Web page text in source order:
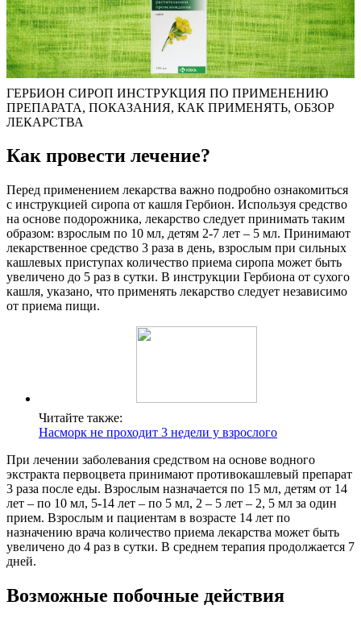
ГЕРБИОН СИРОП ИНСТРУКЦИЯ ПО ПРИМЕНЕНИЮ
ПРЕПАРАТА, ПОКАЗАНИЯ, КАК ПРИМЕНЯТЬ, ОБЗОР
ЛЕКАРСТВА
Как провести лечение?
Перед применением лекарства важно подробно ознакомиться
с инструкцией сиропа от кашля Гербион. Используя средство
на основе подорожника, лекарство следует принимать таким
образом: взрослым по 10 мл, детям 2-7 лет – 5 мл. Принимают
лекарственное средство 3 раза в день, взрослым при сильных
кашлевых приступах количество приема сиропа может быть
увеличено до 5 раз в сутки. В инструкции Гербиона от сухого
кашля, указано, что применять лекарство следует независимо
от приема пищи.
Читайте также:
Насморк не проходит 3 недели у взрослого
При лечении заболевания средством на основе водного
экстракта первоцвета принимают противокашлевый препарат
3 раза после еды. Взрослым назначается по 15 мл, детям от 14
лет – по 10 мл, 5-14 лет – по 5 мл, 2 – 5 лет – 2, 5 мл за один
прием. Взрослым и пациентам в возрасте 14 лет по
назначению врача количество приема лекарства может быть
увеличено до 4 раз в сутки. В среднем терапия продолжается 7
дней.
Возможные побочные действия